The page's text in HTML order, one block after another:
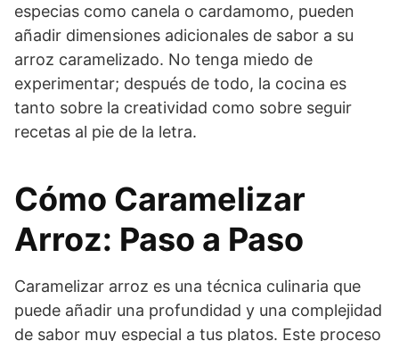
especias como canela o cardamomo, pueden
añadir dimensiones adicionales de sabor a su
arroz caramelizado. No tenga miedo de
experimentar; después de todo, la cocina es
tanto sobre la creatividad como sobre seguir
recetas al pie de la letra.
Cómo Caramelizar
Arroz: Paso a Paso
Caramelizar arroz es una técnica culinaria que
puede añadir una profundidad y una complejidad
de sabor muy especial a tus platos. Este proceso